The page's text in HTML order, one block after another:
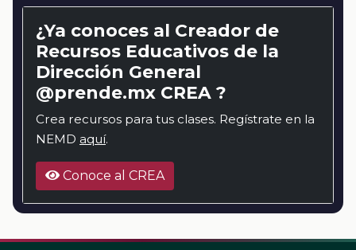
¿Ya conoces al Creador de
Recursos Educativos de la
Dirección General
@prende.mx CREA ?
Crea recursos para tus clases. Regístrate en la
NEMD aquí.
Conoce al CREA